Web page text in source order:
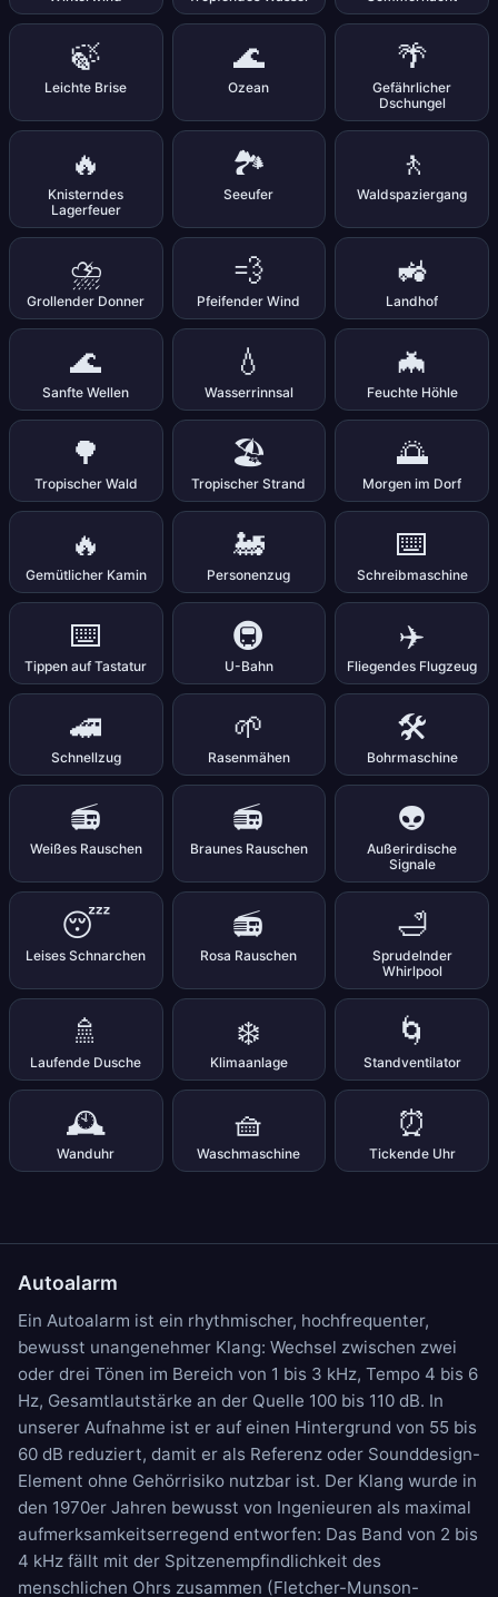
🍃
Leichte Brise
🌊
Ozean
🌴
Gefährlicher
Dschungel
🔥
Knisterndes
Lagerfeuer
🏞️
Seeufer
🚶
Waldspaziergang
⛈️
Grollender Donner
💨
Pfeifender Wind
🚜
Landhof
🌊
Sanfte Wellen
💧
Wasserrinnsal
🦇
Feuchte Höhle
🌳
Tropischer Wald
🏖️
Tropischer Strand
🌅
Morgen im Dorf
🔥
Gemütlicher Kamin
🚂
Personenzug
⌨️
Schreibmaschine
⌨️
Tippen auf Tastatur
🚇
U-Bahn
✈️
Fliegendes Flugzeug
🚄
Schnellzug
🌱
Rasenmähen
🛠️
Bohrmaschine
📻
Weißes Rauschen
📻
Braunes Rauschen
👽
Außerirdische
Signale
😴
Leises Schnarchen
📻
Rosa Rauschen
🛁
Sprudelnder
Whirlpool
🚿
Laufende Dusche
❄️
Klimaanlage
🌀
Standventilator
🕰️
Wanduhr
🧺
Waschmaschine
⏰
Tickende Uhr
Autoalarm
Ein Autoalarm ist ein rhythmischer, hochfrequenter,
bewusst unangenehmer Klang: Wechsel zwischen zwei
oder drei Tönen im Bereich von 1 bis 3 kHz, Tempo 4 bis 6
Hz, Gesamtlautstärke an der Quelle 100 bis 110 dB. In
unserer Aufnahme ist er auf einen Hintergrund von 55 bis
60 dB reduziert, damit er als Referenz oder Sounddesign-
Element ohne Gehörrisiko nutzbar ist. Der Klang wurde in
den 1970er Jahren bewusst von Ingenieuren als maximal
aufmerksamkeitserregend entworfen: Das Band von 2 bis
4 kHz fällt mit der Spitzenempfindlichkeit des
menschlichen Ohrs zusammen (Fletcher-Munson-